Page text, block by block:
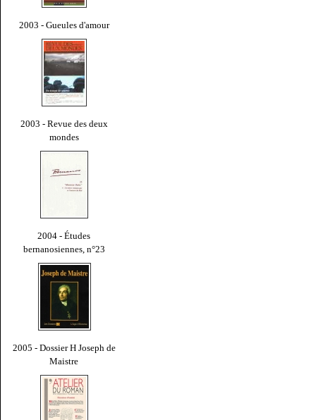
2003 - Gueules d'amour
2003 - Revue des deux
mondes
2004 - Études
bernanosiennes, n°23
2005 - Dossier H Joseph de
Maistre